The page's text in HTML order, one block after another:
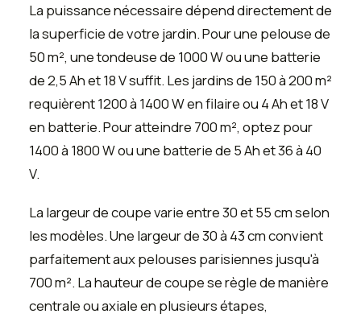
La puissance nécessaire dépend directement de
la superficie de votre jardin. Pour une pelouse de
50 m², une tondeuse de 1000 W ou une batterie
de 2,5 Ah et 18 V suffit. Les jardins de 150 à 200 m²
requièrent 1200 à 1400 W en filaire ou 4 Ah et 18 V
en batterie. Pour atteindre 700 m², optez pour
1400 à 1800 W ou une batterie de 5 Ah et 36 à 40
V.
La largeur de coupe varie entre 30 et 55 cm selon
les modèles. Une largeur de 30 à 43 cm convient
parfaitement aux pelouses parisiennes jusqu'à
700 m². La hauteur de coupe se règle de manière
centrale ou axiale en plusieurs étapes,